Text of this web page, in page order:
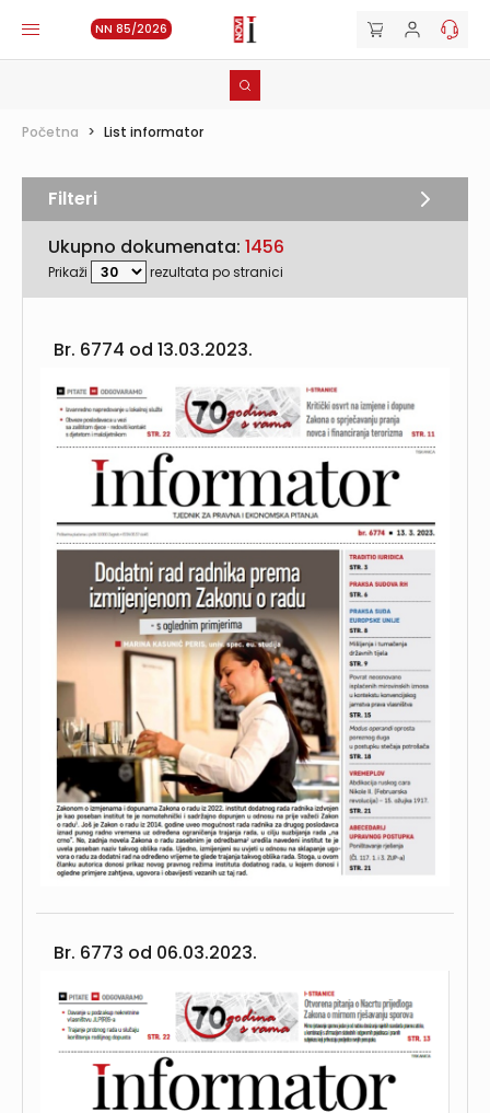
NN 85/2026
Početna > List informator
Ukupno dokumenata: 1456
Prikaži rezultata po stranici
Br. 6774 od 13.03.2023.
Br. 6773 od 06.03.2023.
Filteri